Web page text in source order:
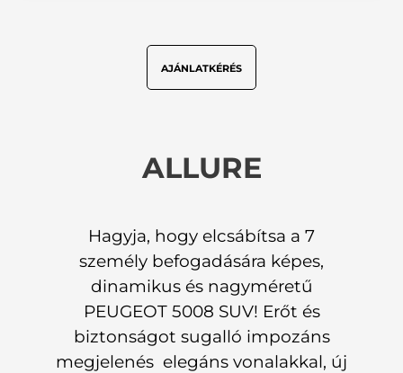
AJÁNLATKÉRÉS
ALLURE
Hagyja, hogy elcsábítsa a 7
személy befogadására képes,
dinamikus és nagyméretű
PEUGEOT 5008 SUV! Erőt és
biztonságot sugalló impozáns
megjelenés elegáns vonalakkal, új